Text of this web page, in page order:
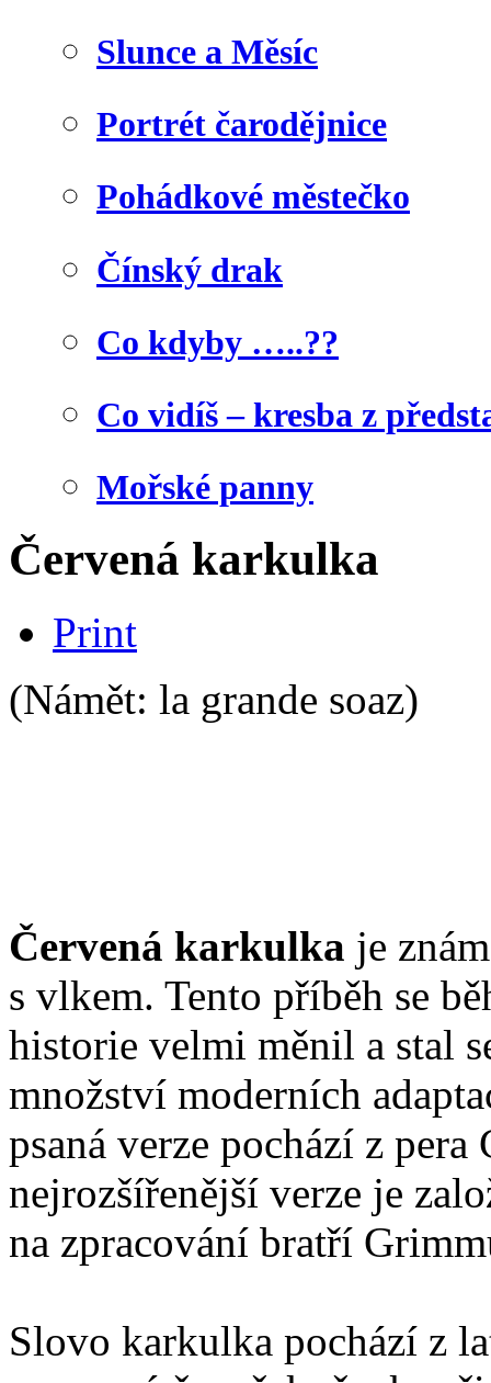
Slunce a Měsíc
Portrét čarodějnice
Pohádkové městečko
Čínský drak
Co kdyby …..??
Co vidíš – kresba z
Mořské panny
Červená karkulka
Print
(Námět: la grande soaz)
Červená karkulka je
s vlkem. Tento příběh se
historie velmi měnil a stal
množství moderních
psaná verze pochází z pera
nejrozšířenější verze je
na zpracování bratří
Slovo karkulka pochází z